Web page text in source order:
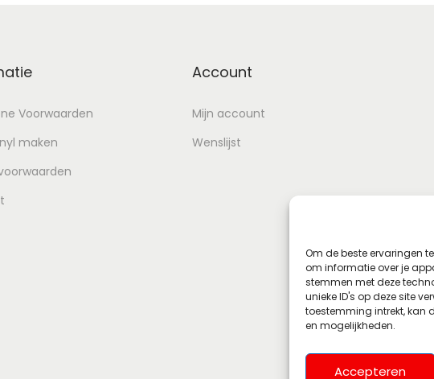
Om de beste ervaringen
om informatie over je
stemmen met deze
unieke ID's op deze site
toestemming intrekt, kan
en mogelijkheden.
Accepteren
Voorwaarden
maken
Account
Mijn account
Wenslijst